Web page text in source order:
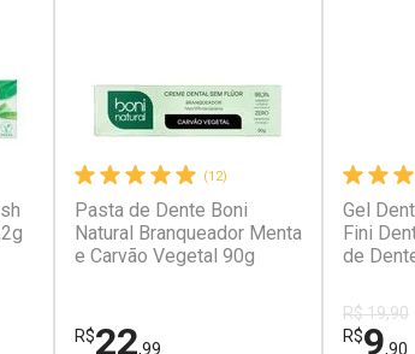
(12)
Pasta de Dente Boni
Natural Branqueador Menta
e Carvão Vegetal 90g
R$22,99
Gel
Fini
de
70g
R$ 19,90
R$9,90